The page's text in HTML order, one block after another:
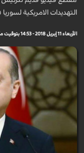
التهديدات الامريكية لسوريا
الأربعاء 11 إبريل 2018 - 14:53 بتوقيت مكة